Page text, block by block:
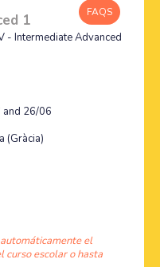
FAQS
1
- Intermediate Advanced
26/06
(Gràcia)
el
curso escolar o hasta